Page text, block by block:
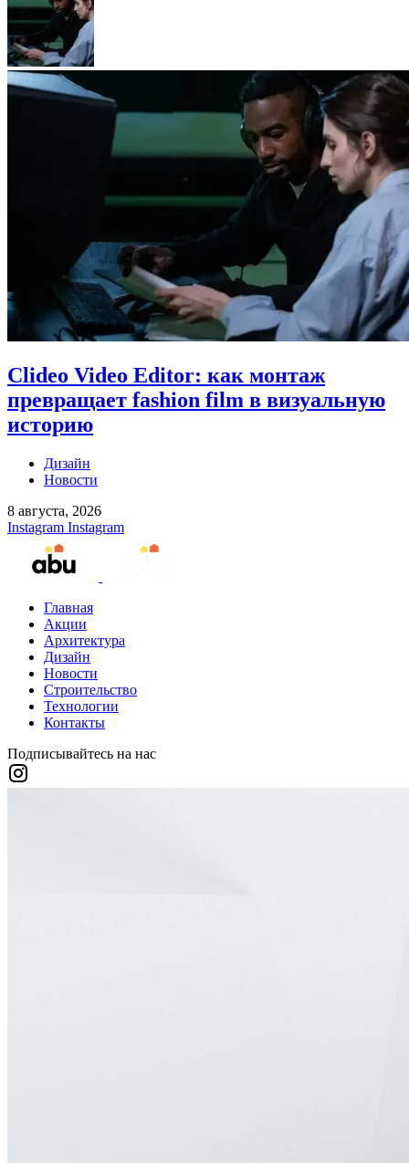
Clideo Video Editor: как монтаж
превращает fashion film в визуальную
историю
Дизайн
Новости
8 августа, 2026
Instagram Instagram
Главная
Акции
Архитектура
Дизайн
Новости
Строительство
Технологии
Контакты
Подписывайтесь на нас